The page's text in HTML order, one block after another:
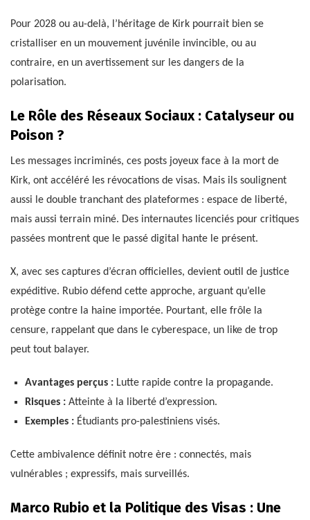
Pour 2028 ou au-delà, l’héritage de Kirk pourrait bien se
cristalliser en un mouvement juvénile invincible, ou au
contraire, en un avertissement sur les dangers de la
polarisation.
Le Rôle des Réseaux Sociaux : Catalyseur ou
Poison ?
Les messages incriminés, ces posts joyeux face à la mort de
Kirk, ont accéléré les révocations de visas. Mais ils soulignent
aussi le double tranchant des plateformes : espace de liberté,
mais aussi terrain miné. Des internautes licenciés pour critiques
passées montrent que le passé digital hante le présent.
X, avec ses captures d’écran officielles, devient outil de justice
expéditive. Rubio défend cette approche, arguant qu’elle
protège contre la haine importée. Pourtant, elle frôle la
censure, rappelant que dans le cyberespace, un like de trop
peut tout balayer.
Avantages perçus :Lutte rapide contre la propagande.
Risques :Atteinte à la liberté d’expression.
Exemples :Étudiants pro-palestiniens visés.
Cette ambivalence définit notre ère : connectés, mais
vulnérables ; expressifs, mais surveillés.
Marco Rubio et la Politique des Visas : Une